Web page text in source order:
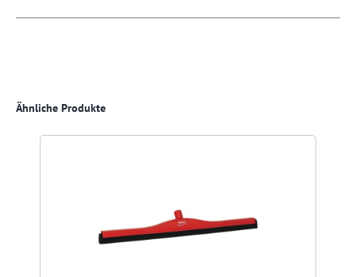
Produktgalerie überspringen
Ähnliche Produkte